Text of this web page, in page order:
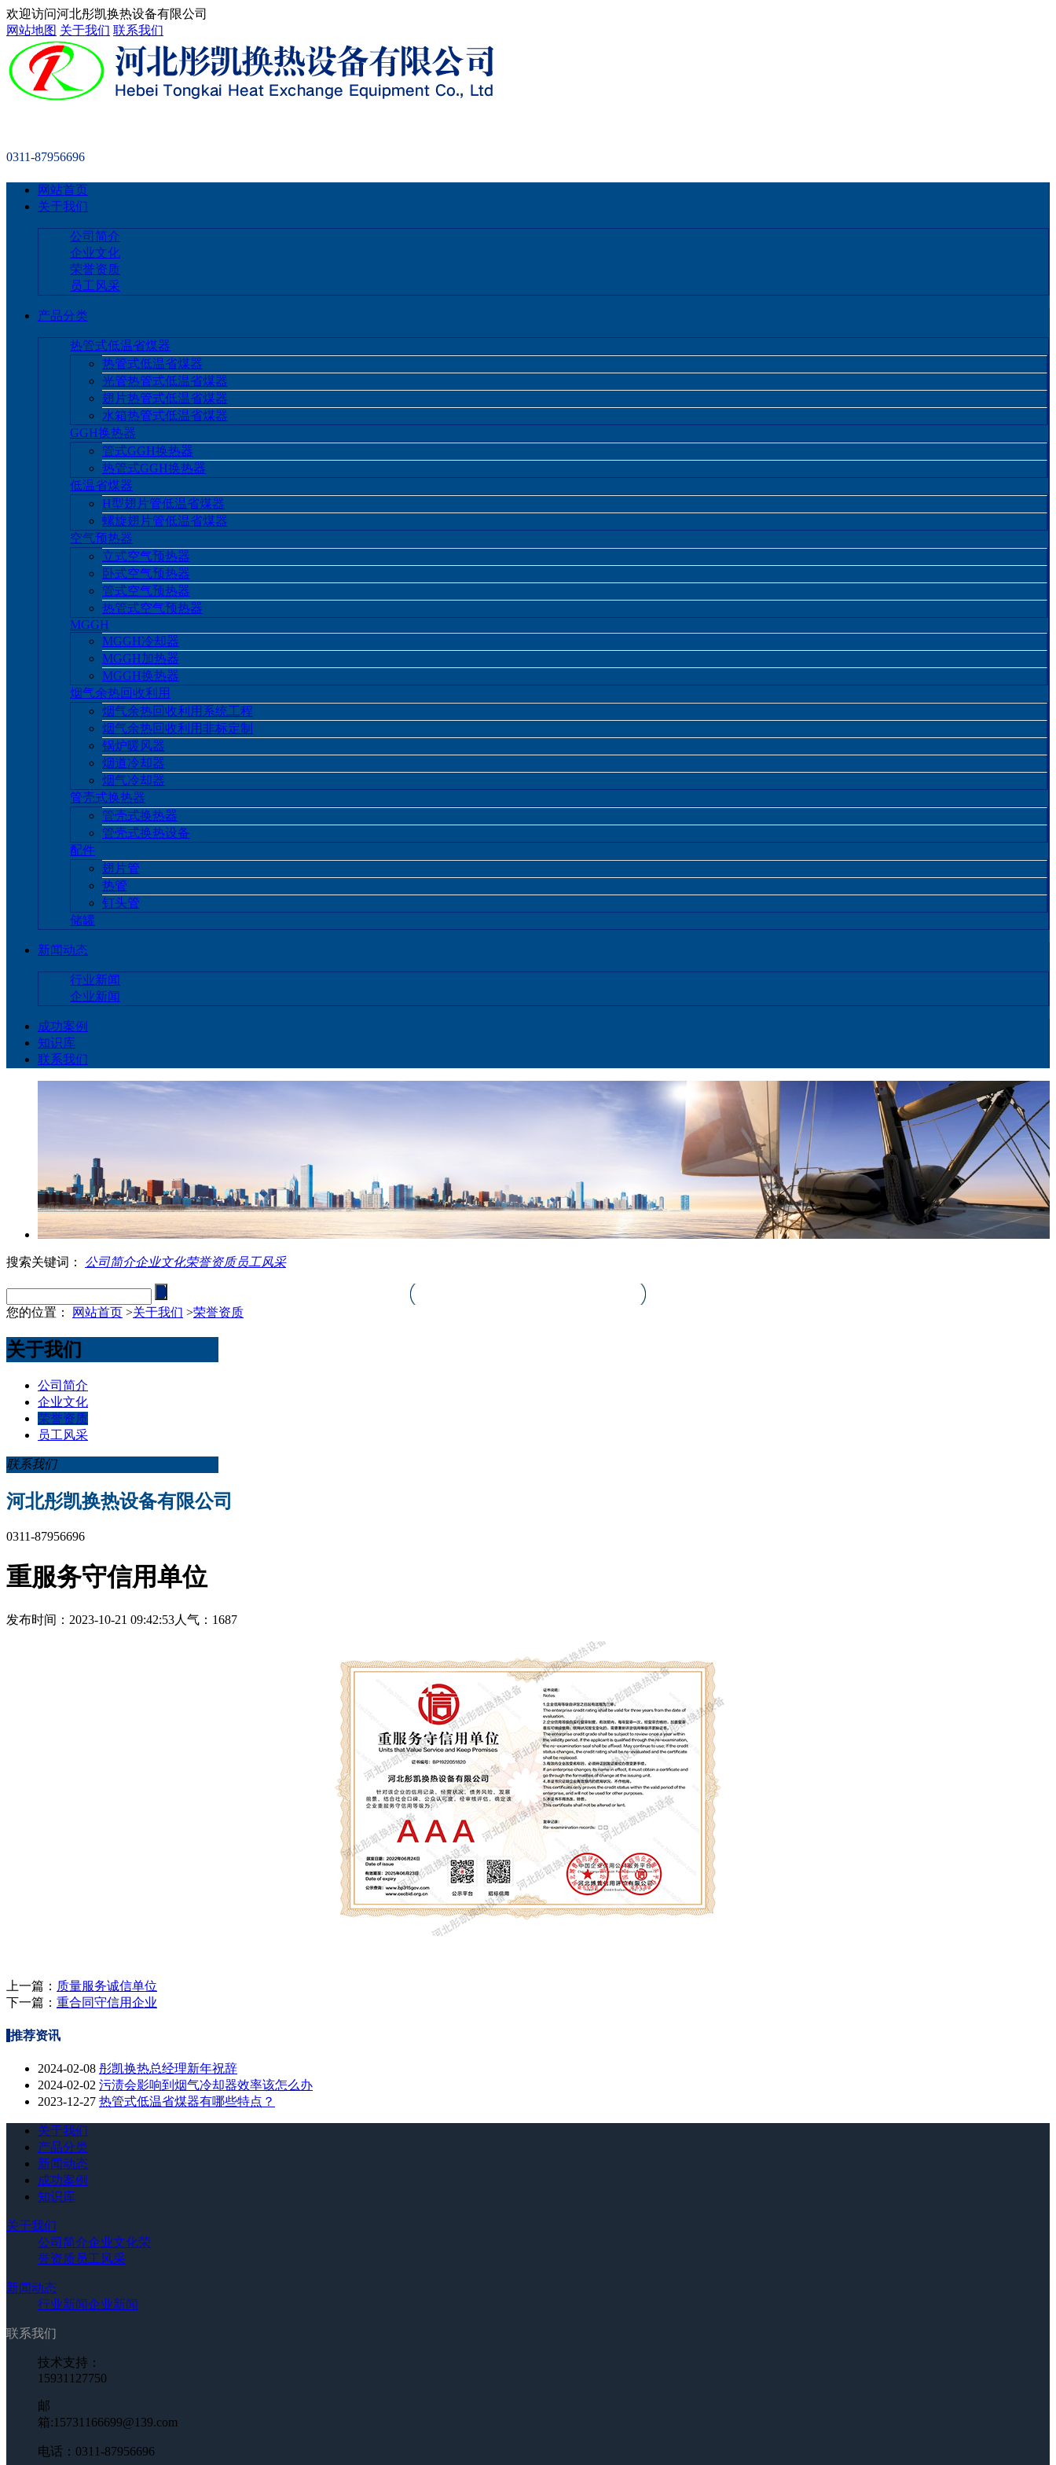
欢迎访问河北彤凯换热设备有限公司
网站地图 关于我们 联系我们
0311-87956696
网站首页
关于我们
公司简介
企业文化
荣誉资质
员工风采
产品分类
热管式低温省煤器
热管式低温省煤器
光管热管式低温省煤器
翅片热管式低温省煤器
水箱热管式低温省煤器
GGH换热器
管式GGH换热器
热管式GGH换热器
低温省煤器
H型翅片管低温省煤器
螺旋翅片管低温省煤器
空气预热器
立式空气预热器
卧式空气预热器
管式空气预热器
热管式空气预热器
MGGH
MGGH冷却器
MGGH加热器
MGGH换热器
烟气余热回收利用
烟气余热回收利用系统工程
烟气余热回收利用非标定制
锅炉暖风器
烟道冷却器
烟气冷却器
管壳式换热器
管壳式换热器
管壳式换热设备
配件
翅片管
热管
钉头管
储罐
新闻动态
行业新闻
企业新闻
成功案例
知识库
联系我们
搜索关键词： 公司简介企业文化荣誉资质员工风采
您的位置： 网站首页 >关于我们 >荣誉资质
关于我们
公司简介
企业文化
荣誉资质
员工风采
联系我们
河北彤凯换热设备有限公司
0311-87956696
重服务守信用单位
发布时间：2023-10-21 09:42:53人气：1687
上一篇： 质量服务诚信单位
下一篇： 重合同守信用企业
推荐资讯
2024-02-08 彤凯换热总经理新年祝辞
2024-02-02 污渍会影响到烟气冷却器效率该怎么办
2023-12-27 热管式低温省煤器有哪些特点？
关于我们
产品分类
新闻动态
成功案例
知识库
关于我们
公司简介企业文化荣
誉资质员工风采
新闻动态
行业新闻企业新闻
联系我们
技术支持：
15931127750
邮
箱:15731166699@139.com
电话：0311-87956696